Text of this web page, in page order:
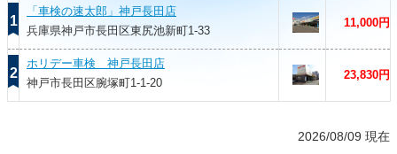
1
「車検の速太郎」神戸長田店
兵庫県神戸市長田区東尻池新町1-33
11,000円
2
ホリデー車検 神戸長田店
神戸市長田区腕塚町1-1-20
23,830円
2026/08/09 現在